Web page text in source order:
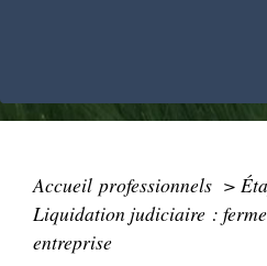
Accueil professionnels >
Liquidation judiciaire :
entreprise